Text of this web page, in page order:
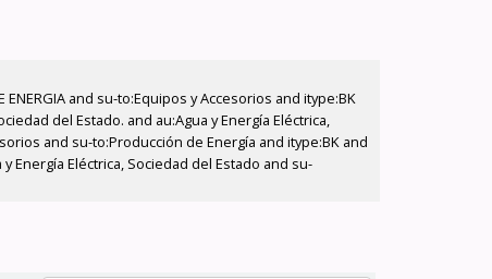
and su-to:Equipos y Accesorios and itype:BK
del Estado. and au:Agua y Energía Eléctrica,
and su-to:Producción de Energía and itype:BK and
Energía Eléctrica, Sociedad del Estado and su-